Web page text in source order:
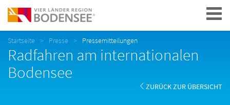
Navigation
Startseite Presse Pressemitteilungen
Radfahren am internationalen
Bodensee
ZURÜCK ZUR ÜBERSICHT